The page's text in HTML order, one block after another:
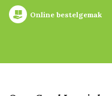
Online bestelgemak